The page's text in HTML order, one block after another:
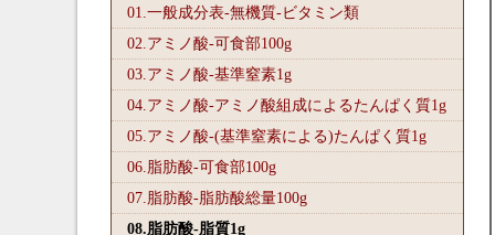
01.一般成分表-無機質-ビタミン類
02.アミノ酸-可食部100g
03.アミノ酸-基準窒素1g
04.アミノ酸-アミノ酸組成によるたんぱく質1g
05.アミノ酸-(基準窒素による)たんぱく質1g
06.脂肪酸-可食部100g
07.脂肪酸-脂肪酸総量100g
08.脂肪酸-脂質1g